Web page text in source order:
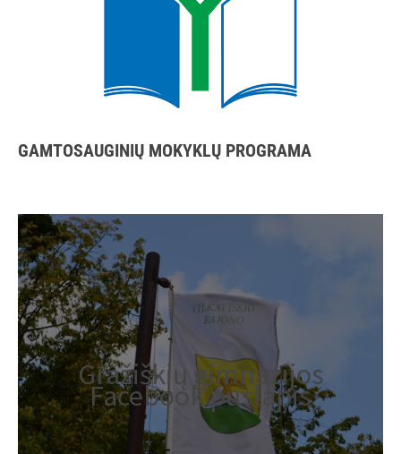
GAMTOSAUGINIŲ MOKYKLŲ PROGRAMA
Gražiškių gimnazijos
Facebook puslapis